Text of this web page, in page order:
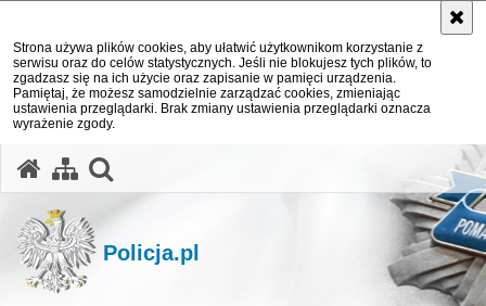
Strona używa plików cookies, aby ułatwić użytkownikom korzystanie z
serwisu oraz do celów statystycznych. Jeśli nie blokujesz tych plików, to
zgadzasz się na ich użycie oraz zapisanie w pamięci urządzenia.
Pamiętaj, że możesz samodzielnie zarządzać cookies, zmieniając
ustawienia przeglądarki. Brak zmiany ustawienia przeglądarki oznacza
wyrażenie zgody.
Policja.pl